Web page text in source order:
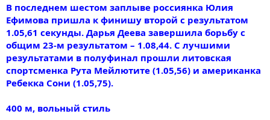
В последнем шестом заплыве россиянка Юлия
Ефимова пришла к финишу второй с результатом
1.05,61 секунды. Дарья Деева завершила борьбу с
общим 23-м результатом – 1.08,44. С лучшими
результатами в полуфинал прошли литовская
спортсменка Рута Мейлютите (1.05,56) и американка
Ребекка Сони (1.05,75).
400 м, вольный стиль